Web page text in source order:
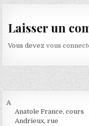
Laisser un
Vous devezvous
A
Anatole France, cours
Andrieux, rue